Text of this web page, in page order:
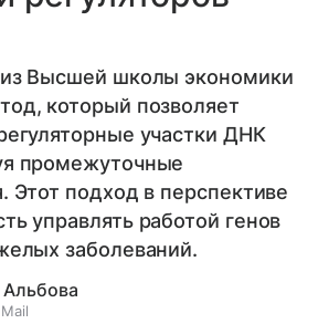
Высшей школы экономики
который позволяет
участки ДНК
промежуточные
Этот подход в перспективе
управлять работой генов
заболеваний.
Альбова